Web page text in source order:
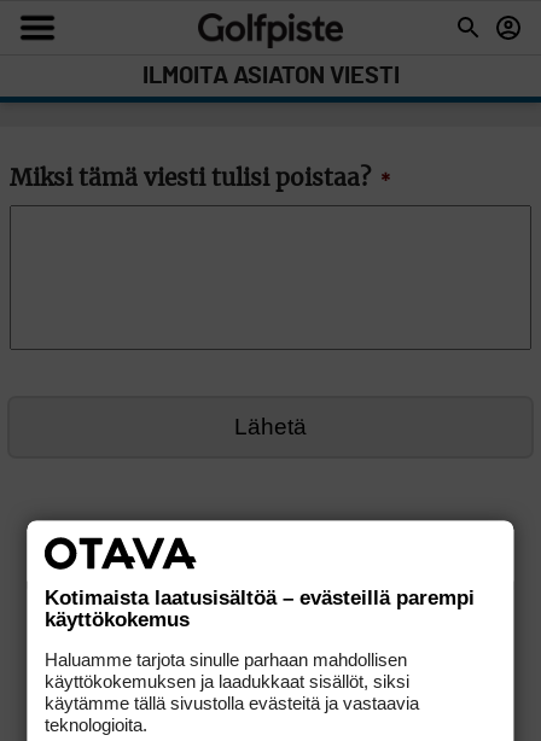
ILMOITA ASIATON VIESTI
Miksi tämä viesti tulisi poistaa? *
Kotimaista laatusisältöä – evästeillä parempi
käyttökokemus
Haluamme tarjota sinulle parhaan mahdollisen
käyttökokemuksen ja laadukkaat sisällöt, siksi
käytämme tällä sivustolla evästeitä ja vastaavia
teknologioita.